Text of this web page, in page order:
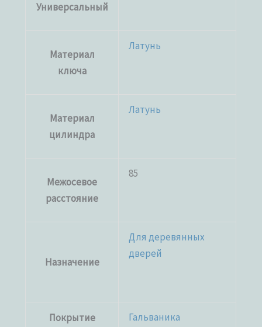
Универсальный
Материал
ключа
Латунь
Материал
цилиндра
Латунь
Межосевое
расстояние
85
Назначение
Для деревянных
дверей
Покрытие
Гальваника